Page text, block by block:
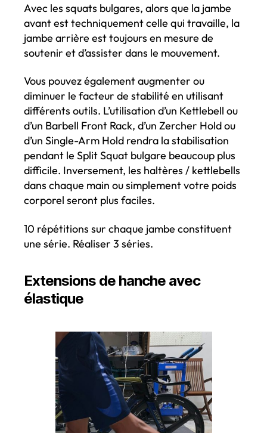
Avec les squats bulgares, alors que la jambe
avant est techniquement celle qui travaille, la
jambe arrière est toujours en mesure de
soutenir et d’assister dans le mouvement.
Vous pouvez également augmenter ou
diminuer le facteur de stabilité en utilisant
différents outils. L’utilisation d’un Kettlebell ou
d’un Barbell Front Rack, d’un Zercher Hold ou
d’un Single-Arm Hold rendra la stabilisation
pendant le Split Squat bulgare beaucoup plus
difficile. Inversement, les haltères / kettlebells
dans chaque main ou simplement votre poids
corporel seront plus faciles.
10 répétitions sur chaque jambe constituent
une série. Réaliser 3 séries.
Extensions de hanche avec
élastique